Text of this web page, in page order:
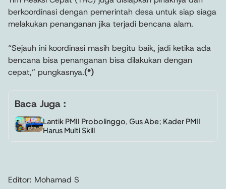
berkoordinasi dengan pemerintah desa untuk siap siaga
melakukan penanganan jika terjadi bencana alam.
“Sejauh ini koordinasi masih begitu baik, jadi ketika ada
bencana bisa penanganan bisa dilakukan dengan
cepat,” pungkasnya.(*)
Baca Juga :
Lantik PMII Probolinggo, Gus Abe; Kader PMII
Harus Multi Skill
Editor: Mohamad S